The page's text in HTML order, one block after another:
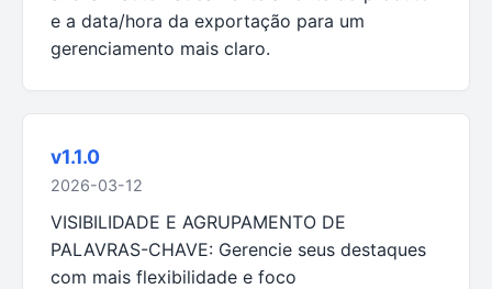
e a data/hora da exportação para um
gerenciamento mais claro.
v1.1.0
2026-03-12
VISIBILIDADE E AGRUPAMENTO DE
PALAVRAS-CHAVE: Gerencie seus destaques
com mais flexibilidade e foco